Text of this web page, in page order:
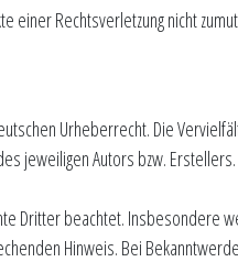
Rechtsverletzung nicht
Urheberrecht. Die
jeweiligen Autors bzw.
beachtet. Insbesondere
Hinweis. Bei